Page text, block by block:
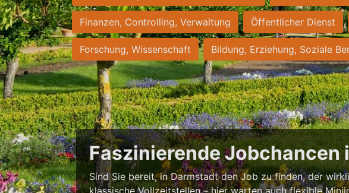
Finanzen, Controlling, Verwaltung Öffentlicher Dienst
Forschung, Wissenschaft Bildung, Erziehung, Soziale
Faszinierende Jobchancen
Sind Sie bereit, in Darmstadt den Job zu finden, der